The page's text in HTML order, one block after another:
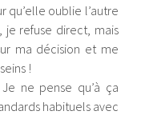
qu’elle oublie l’autre
je refuse direct, mais
ma décision et me
!
ne pense qu’à ça
habituels avec